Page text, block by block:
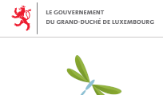
Aller
Aller